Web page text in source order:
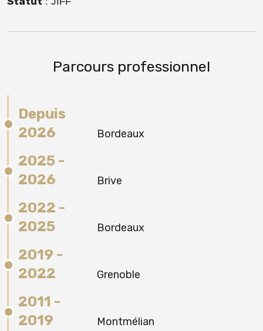
Parcours professionnel
Depuis
2026
Bordeaux
2025 -
2026
Brive
2022 -
2025
Bordeaux
2019 -
2022
Grenoble
2011 -
2019
Montmélian